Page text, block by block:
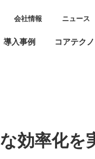
導入事例 コアテク
会社情報 ニュース
効率化を